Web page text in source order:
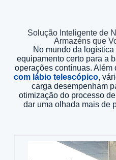
Solução Inteligente de
Armazéns que
No mundo da
equipamento certo para a
operações contínuas. Além
com lábio telescópico,
carga desempenham
otimização do processo
dar uma olhada mais de